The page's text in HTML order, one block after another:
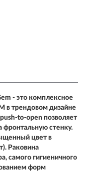
- это комплексное
в трендовом дизайне
to-open позволяет
стенку.
цвет в
Раковина
самого гигиеничного
форм